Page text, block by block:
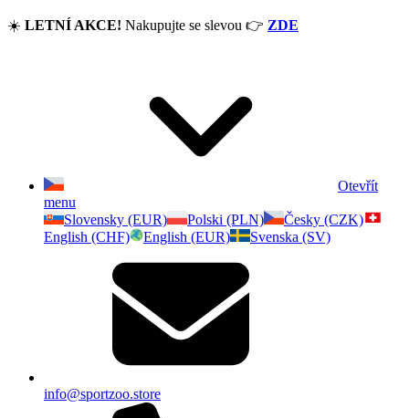
☀️ LETNÍ AKCE! Nakupujte se slevou 👉 ZDE
Otevřít
menu
Slovensky (EUR)
Polski (PLN)
Česky (CZK)
English (CHF)
English (EUR) Svenska (SV)
info@sportzoo.store